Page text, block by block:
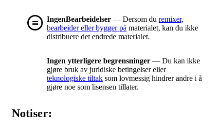
IngenBearbeidelser — Dersom du remixer,
bearbeider eller bygger på materialet, kan du ikke
distribuere det endrede materialet.
Ingen ytterligere begrensninger — Du kan ikke
gjøre bruk av juridiske betingelser eller
teknologiske tiltak som lovmessig hindrer andre i å
gjøre noe som lisensen tillater.
Notiser: